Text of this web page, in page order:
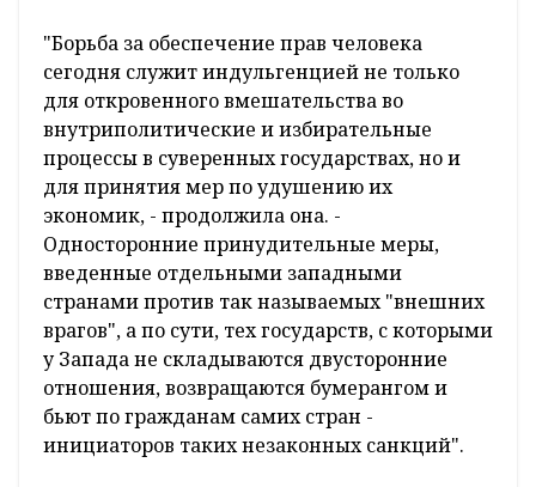
"Борьба за обеспечение прав человека
сегодня служит индульгенцией не только
для откровенного вмешательства во
внутриполитические и избирательные
процессы в суверенных государствах, но и
для принятия мер по удушению их
экономик, - продолжила она. -
Односторонние принудительные меры,
введенные отдельными западными
странами против так называемых "внешних
врагов", а по сути, тех государств, с которыми
у Запада не складываются двусторонние
отношения, возвращаются бумерангом и
бьют по гражданам самих стран -
инициаторов таких незаконных санкций".